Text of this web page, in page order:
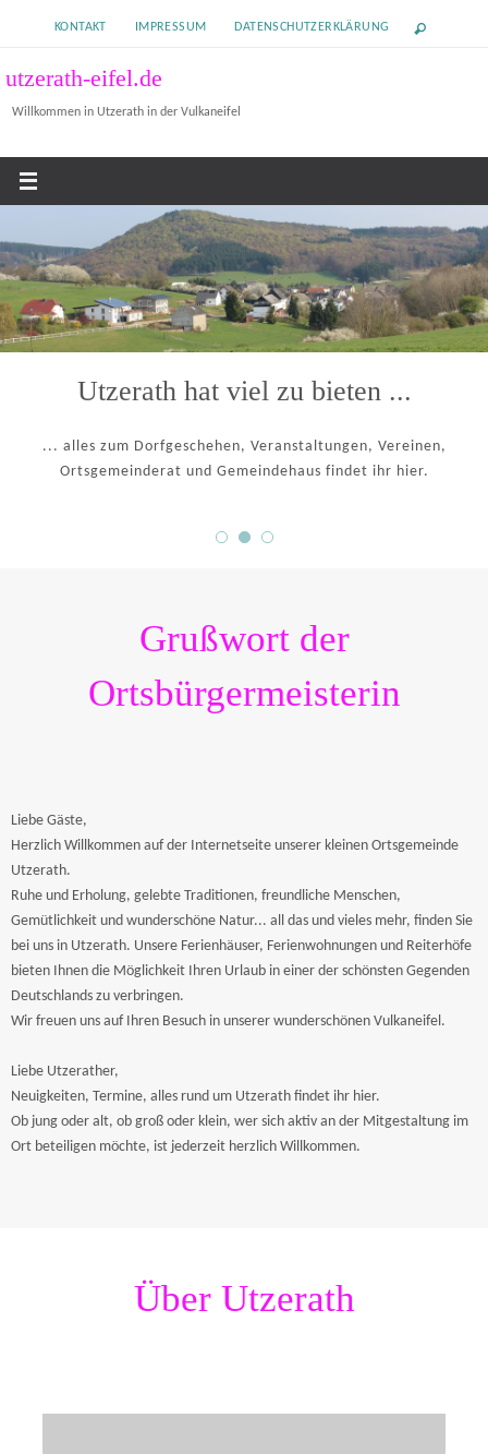
KONTAKT IMPRESSUM DATENSCHUTZERKLÄRUNG
utzerath-eifel.de
Willkommen in Utzerath in der Vulkaneifel
Utzerath hat viel zu bieten ...
... alles zum Dorfgeschehen, Veranstaltungen, Vereinen,
Ortsgemeinderat und Gemeindehaus findet ihr hier.
Grußwort der
Ortsbürgermeisterin
Liebe Gäste,
Herzlich Willkommen auf der Internetseite unserer kleinen Ortsgemeinde
Utzerath.
Ruhe und Erholung, gelebte Traditionen, freundliche Menschen,
Gemütlichkeit und wunderschöne Natur... all das und vieles mehr, finden Sie
bei uns in Utzerath. Unsere Ferienhäuser, Ferienwohnungen und Reiterhöfe
bieten Ihnen die Möglichkeit Ihren Urlaub in einer der schönsten Gegenden
Deutschlands zu verbringen.
Wir freuen uns auf Ihren Besuch in unserer wunderschönen Vulkaneifel.
Liebe Utzerather,
Neuigkeiten, Termine, alles rund um Utzerath findet ihr hier.
Ob jung oder alt, ob groß oder klein, wer sich aktiv an der Mitgestaltung im
Ort beteiligen möchte, ist jederzeit herzlich Willkommen.
Über Utzerath